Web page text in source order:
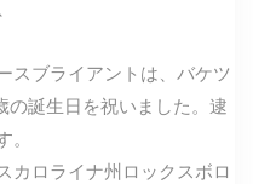
スブライアントは、バケツ
の誕生日を祝いました。逮
カロライナ州ロックスボロ